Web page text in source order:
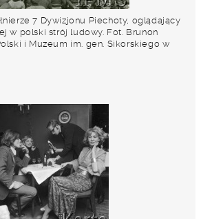
7 Dywizjonu Piechoty, oglądający
w polski strój ludowy. Fot. Brunon
i Muzeum im. gen. Sikorskiego w